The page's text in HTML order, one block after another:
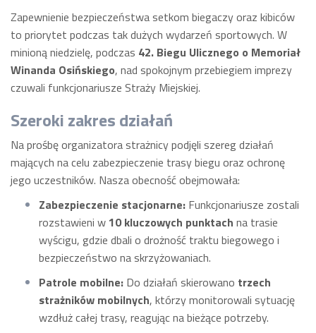
Zapewnienie bezpieczeństwa setkom biegaczy oraz kibiców
to priorytet podczas tak dużych wydarzeń sportowych. W
minioną niedzielę, podczas 42. Biegu Ulicznego o Memoriał
Winanda Osińskiego, nad spokojnym przebiegiem imprezy
czuwali funkcjonariusze Straży Miejskiej.
Szeroki zakres działań
Na prośbę organizatora strażnicy podjęli szereg działań
mających na celu zabezpieczenie trasy biegu oraz ochronę
jego uczestników. Nasza obecność obejmowała:
Zabezpieczenie stacjonarne: Funkcjonariusze zostali
rozstawieni w 10 kluczowych punktach na trasie
wyścigu, gdzie dbali o drożność traktu biegowego i
bezpieczeństwo na skrzyżowaniach.
Patrole mobilne: Do działań skierowano trzech
strażników mobilnych, którzy monitorowali sytuację
wzdłuż całej trasy, reagując na bieżące potrzeby.